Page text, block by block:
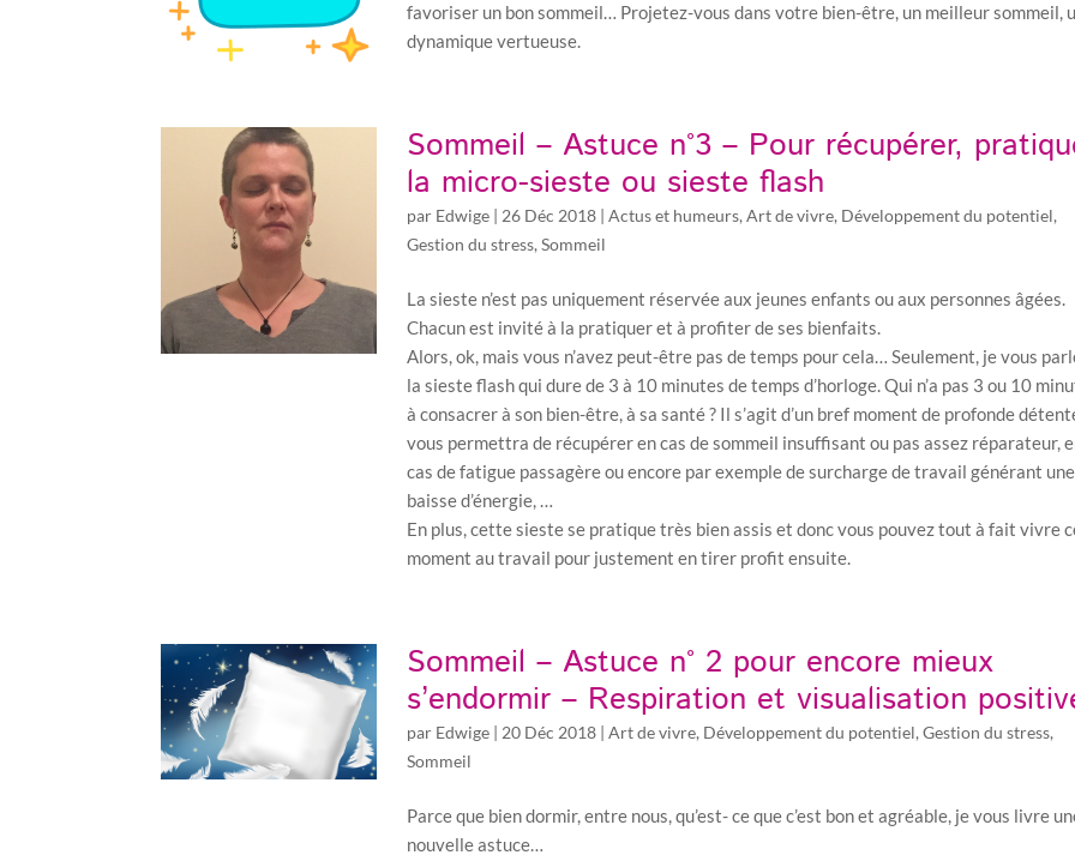
favoriser un bon sommeil… Projetez-vous dans votre bien-être, un meilleur sommeil,
dynamique vertueuse.
Sommeil – Astuce n°3 – Pour récupérer,
la micro-sieste ou sieste flash
par Edwige | 26 Déc 2018 |Actus et humeurs,Art de vivre, Développement du potentiel,
Gestion du stress,Sommeil
La sieste n’est pas uniquement réservée aux jeunes enfants ou aux personnes âgées.
Chacun est invité à la pratiquer et à profiter de ses bienfaits.
Alors, ok, mais vous n’avez peut-être pas de temps pour cela… Seulement, je vous
la sieste flash qui dure de 3 à 10 minutes de temps d’horloge. Qui n’a pas 3 ou 10
à consacrer à son bien-être, à sa santé ? Il s’agit d’un bref moment de profonde
vous permettra de récupérer en cas de sommeil insuffisant ou pas assez réparateur,
cas de fatigue passagère ou encore par exemple de surcharge de travail générant une
baisse d’énergie, …
En plus, cette sieste se pratique très bien assis et donc vous pouvez tout à fait vivre
moment au travail pour justement en tirer profit ensuite.
Sommeil – Astuce n° 2 pour encore mieux
s’endormir – Respiration et visualisation
par Edwige | 20 Déc 2018 |Art de vivre, Développement du potentiel,Gestion du stress,
Sommeil
Parce que bien dormir, entre nous, qu’est- ce que c’est bon et agréable, je vous livre
nouvelle astuce…